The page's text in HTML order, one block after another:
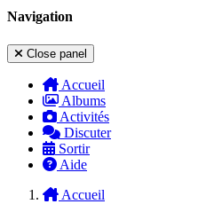
Navigation
Close panel
Accueil
Albums
Activités
Discuter
Sortir
Aide
Accueil